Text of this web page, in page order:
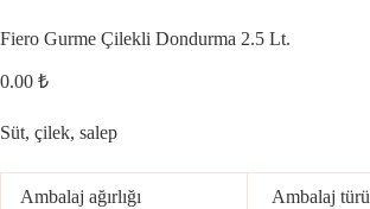
Fiero Gurme Çilekli Dondurma 2.5 Lt.
0.00 ₺
Süt, çilek, salep
Ambalaj ağırlığı Ambalaj türü